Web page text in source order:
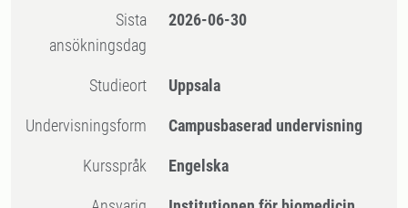
Sista
ansökningsdag
2026-06-30
Studieort Uppsala
Undervisningsform Campusbaserad undervisning
Kursspråk Engelska